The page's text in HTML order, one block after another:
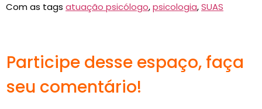
Com as tags atuação psicólogo,psicologia,SUAS
Participe desse espaço, faça
seu comentário!